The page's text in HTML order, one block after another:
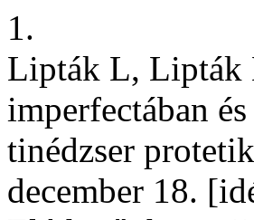
1.
Lipták L, Lipták
imperfectában
tinédzser
december 18.